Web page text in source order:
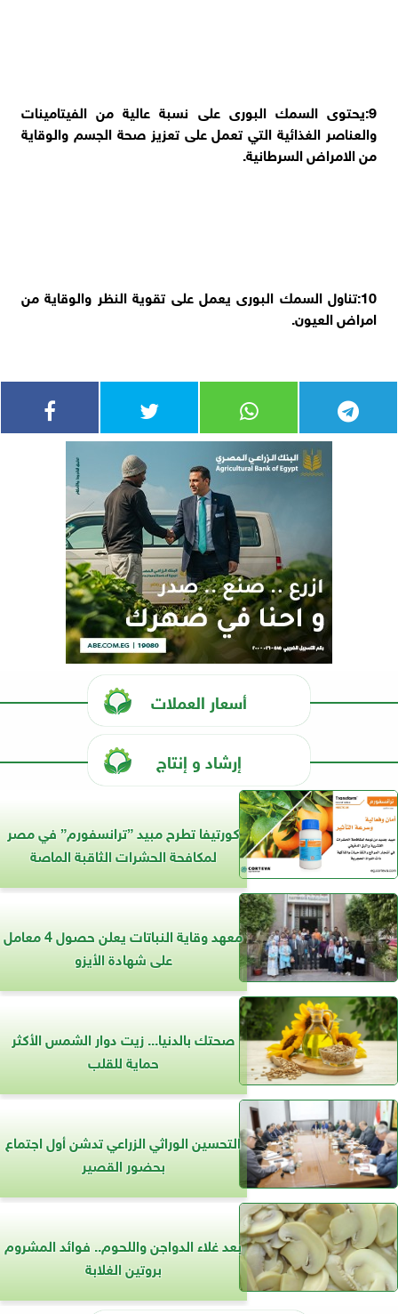
9:يحتوى السمك البورى على نسبة عالية من الفيتامينات
والعناصر الغذائية التي تعمل على تعزيز صحة الجسم والوقاية
من الامراض السرطانية.
10:تناول السمك البورى يعمل على تقوية النظر والوقاية من
امراض العيون.
أسعار العملات
إرشاد و إنتاج
كورتيفا تطرح مبيد ”ترانسفورم” في مصر
لمكافحة الحشرات الثاقبة الماصة
معهد وقاية النباتات يعلن حصول 4 معامل
على شهادة الأيزو
صحتك بالدنيا... زيت دوار الشمس الأكثر
حماية للقلب
التحسين الوراثي الزراعي تدشن أول اجتماع
بحضور القصير
بعد غلاء الدواجن واللحوم.. فوائد المشروم
بروتين الغلابة